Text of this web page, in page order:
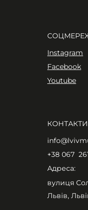
Instagram
Facebook
Youtube
КОНТАКТИ
+38 067
Адреса:
вулиця
Львів,